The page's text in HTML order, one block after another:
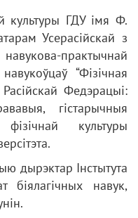
культуры ГДУ імя Ф.
Усерасійскай з
практычнай
“Фізічная
Федэрацыі:
гістарычныя
культуры
дырэктар Інстытута
біялагічных навук,